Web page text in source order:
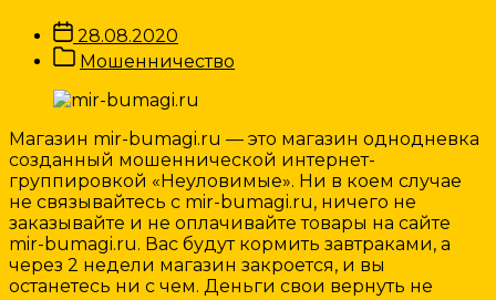
Дата
записи
28.08.2020
Категории
Записи
Мошенничество
Магазин mir-bumagi.ru — это магазин однодневка
созданный мошеннической интернет-
группировкой «Неуловимые». Ни в коем случае
не связывайтесь с mir-bumagi.ru, ничего не
заказывайте и не оплачивайте товары на сайте
mir-bumagi.ru. Вас будут кормить завтраками, а
через 2 недели магазин закроется, и вы
останетесь ни с чем. Деньги свои вернуть не